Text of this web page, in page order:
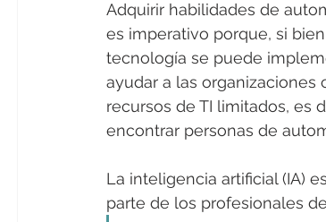
Adquirir habilidades de
es imperativo porque, si
tecnología se puede
ayudar a las organizaciones
recursos de TI limitados, es
encontrar personas de
La inteligencia artificial (IA)
parte de los profesionales